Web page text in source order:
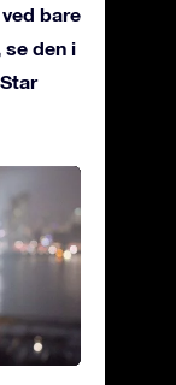
bare
den i